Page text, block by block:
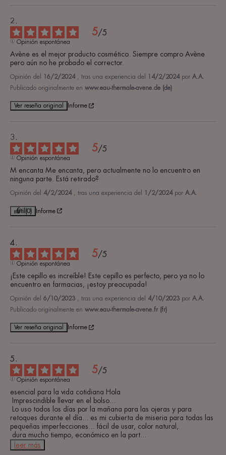
5/5
Opinión espontánea
Avène es el mejor producto cosmético. Siempre compro Avène
pero aún no he probado el corrector.
Opinión del 16/2/2024 , tras una experiencia del 14/2/2024 por A.A.
Publicado originalmente en www.eau-thermale-avene.de (de)
Ver reseña original Informe
5/5
Opinión espontánea
M encanta Me encanta, pero actualmente no lo encuentro en
ninguna parte. Está retirado?
Opinión del 4/2/2024 , tras una experiencia del 1/2/2024 por A.A.
Útil (0) Informe
5/5
Opinión espontánea
¡Este cepillo es increíble! Este cepillo es perfecto, pero ya no lo
encuentro en farmacias, ¡estoy preocupada!
Opinión del 6/10/2023 , tras una experiencia del 4/10/2023 por A.A.
Publicado originalmente en www.eau-thermale-avene.fr (fr)
Ver reseña original Informe
5/5
Opinión espontánea
esencial para la vida cotidiana Hola
retoques durante el día... es mi cubierta de miseria para todas las
pequeñas imperfecciones... fácil de usar, color natural,
dura mucho tiempo, económico en la part
leer más